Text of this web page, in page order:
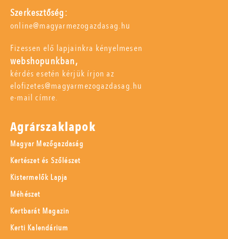
Szerkesztőség:
online@magyarmezogazdasag.hu
Fizessen elő lapjainkra kényelmesen
webshopunkban,
kérdés esetén kérjük írjon az
elofizetes@magyarmezogazdasag.hu
e-mail címre.
Agrárszaklapok
Magyar Mezőgazdaság
Kertészet és Szőlészet
Kistermelők Lapja
Méhészet
Kertbarát Magazin
Kerti Kalendárium